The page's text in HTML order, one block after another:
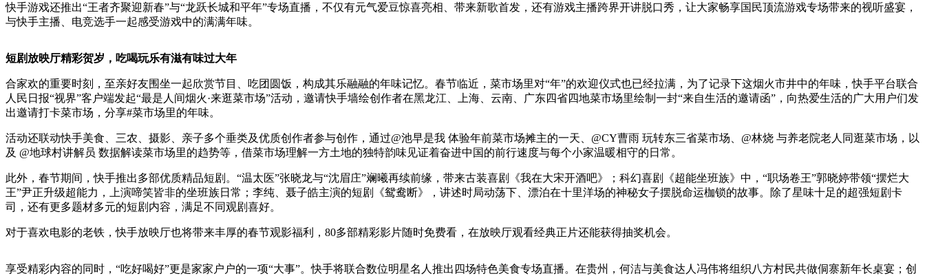
快手游戏还推出“王者齐聚迎新春”与“龙跃长城和平年”专场直播，不仅有元气爱豆惊喜亮相、带来新歌首发，还有游戏主播跨界开讲脱口秀，让大家畅享国民顶流游戏专场带来的视听盛宴，
与快手主播、电竞选手一起感受游戏中的满满年味。
短剧放映厅精彩贺岁，吃喝玩乐有滋有味过大年
合家欢的重要时刻，至亲好友围坐一起欣赏节目、吃团圆饭，构成其乐融融的年味记忆。春节临近，菜市场里对“年”的欢迎仪式也已经拉满，为了记录下这烟火市井中的年味，快手平台联合
人民日报“视界”客户端发起“最是人间烟火·来逛菜市场”活动，邀请快手墙绘创作者在黑龙江、上海、云南、广东四省四地菜市场里绘制一封“来自生活的邀请函”，向热爱生活的广大用户们发
出邀请打卡菜市场，分享#菜市场里的年味。
活动还联动快手美食、三农、摄影、亲子多个垂类及优质创作者参与创作，通过@池早是我 体验年前菜市场摊主的一天、@CY曹雨 玩转东三省菜市场、@林烧 与养老院老人同逛菜市场，以
及 @地球村讲解员 数据解读菜市场里的趋势等，借菜市场理解一方土地的独特韵味见证着奋进中国的前行速度与每个小家温暖相守的日常。
此外，春节期间，快手推出多部优质精品短剧。“温太医”张晓龙与“沈眉庄”斓曦再续前缘，带来古装喜剧《我在大宋开酒吧》；科幻喜剧《超能坐班族》中，“职场卷王”郭晓婷带领“摆烂大
王”尹正升级超能力，上演啼笑皆非的坐班族日常；李纯、聂子皓主演的短剧《鸳鸯断》，讲述时局动荡下、漂泊在十里洋场的神秘女子摆脱命运枷锁的故事。除了星味十足的超强短剧卡
司，还有更多题材多元的短剧内容，满足不同观剧喜好。
对于喜欢电影的老铁，快手放映厅也将带来丰厚的春节观影福利，80多部精彩影片随时免费看，在放映厅观看经典正片还能获得抽奖机会。
享受精彩内容的同时，“吃好喝好”更是家家户户的一项“大事”。快手将联合数位明星名人推出四场特色美食专场直播。在贵州，何洁与美食达人冯伟将组织八方村民共做侗寨新年长桌宴；创